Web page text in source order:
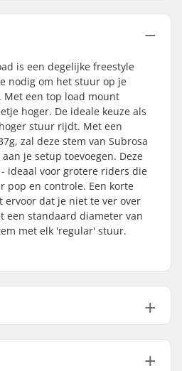
is een degelijke freestyle
nodig om het stuur op je
Met een top load mount
hoger. De ideale keuze als
stuur rijdt. Met een
zal deze stem van Subrosa
je setup toevoegen. Deze
ideaal voor grotere riders die
pop en controle. Een korte
ervoor dat je niet te ver over
een standaard diameter van
met elk 'regular' stuur.
48mm, Top load